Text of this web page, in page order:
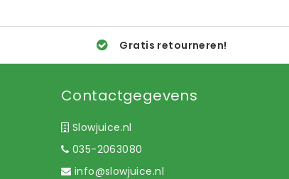
Gratis retourneren!
Contactgegevens
Slowjuice.nl
035-2063080
info@slowjuice.nl